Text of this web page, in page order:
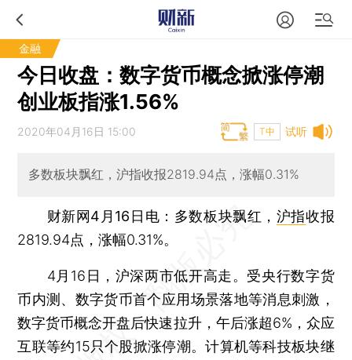
金融
今日收盘：数字货币概念掀涨停潮
创业板指涨1.56%
试听
2020年04月16日 15:00 T中
多数板块飘红，沪指收报2819.94点，涨幅0.31%
财新网4月16日电 ：多数板块飘红， 沪指收报
2819.94点，涨幅0.31%。
4月16日，沪深两市低开高走。受央行数字货
币内测、数字货币首个应用场景落地等消息刺激，
数字货币概念开盘后快速拉升，午后涨超6%，众应
互联等约15只个股掀涨停潮。计算机等科技板块继